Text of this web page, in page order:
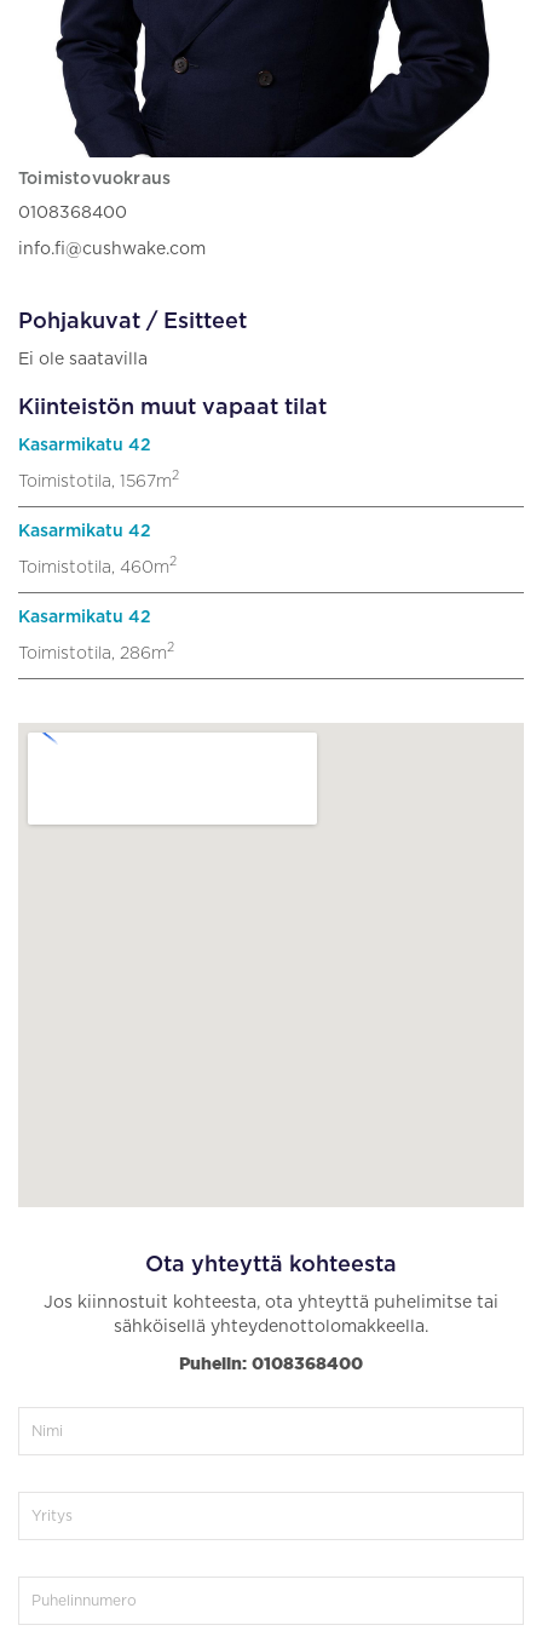
Toimistovuokraus
0108368400
info.fi@cushwake.com
Pohjakuvat / Esitteet
Ei ole saatavilla
Kiinteistön muut vapaat tilat
Kasarmikatu 42
Toimistotila, 1567m2
Kasarmikatu 42
Toimistotila, 460m2
Kasarmikatu 42
Toimistotila, 286m2
Ota yhteyttä kohteesta
Jos kiinnostuit kohteesta, ota yhteyttä puhelimitse tai
sähköisellä yhteydenottolomakkeella.
Puhelin: 0108368400